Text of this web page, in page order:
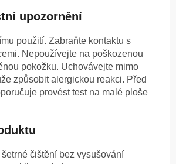
upozornění
použití. Zabraňte kontaktu s
Nepoužívejte na poškozenou
pokožku. Uchovávejte mimo
způsobit alergickou reakci. Před
provést test na malé ploše
čištění bez vysušování